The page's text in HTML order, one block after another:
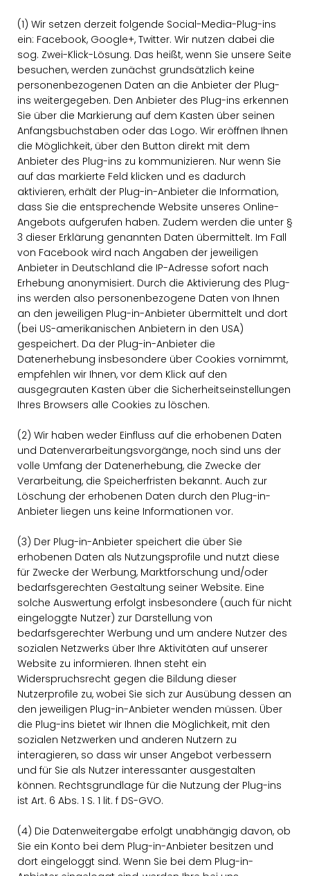
(1) Wir setzen derzeit folgende Social-Media-Plug-ins
ein: Facebook, Google+, Twitter. Wir nutzen dabei die
sog. Zwei-Klick-Lösung. Das heißt, wenn Sie unsere Seite
besuchen, werden zunächst grundsätzlich keine
personenbezogenen Daten an die Anbieter der Plug-
ins weitergegeben. Den Anbieter des Plug-ins erkennen
Sie über die Markierung auf dem Kasten über seinen
Anfangsbuchstaben oder das Logo. Wir eröffnen Ihnen
die Möglichkeit, über den Button direkt mit dem
Anbieter des Plug-ins zu kommunizieren. Nur wenn Sie
auf das markierte Feld klicken und es dadurch
aktivieren, erhält der Plug-in-Anbieter die Information,
dass Sie die entsprechende Website unseres Online-
Angebots aufgerufen haben. Zudem werden die unter §
3 dieser Erklärung genannten Daten übermittelt. Im Fall
von Facebook wird nach Angaben der jeweiligen
Anbieter in Deutschland die IP-Adresse sofort nach
Erhebung anonymisiert. Durch die Aktivierung des Plug-
ins werden also personenbezogene Daten von Ihnen
an den jeweiligen Plug-in-Anbieter übermittelt und dort
(bei US-amerikanischen Anbietern in den USA)
gespeichert. Da der Plug-in-Anbieter die
Datenerhebung insbesondere über Cookies vornimmt,
empfehlen wir Ihnen, vor dem Klick auf den
ausgegrauten Kasten über die Sicherheitseinstellungen
Ihres Browsers alle Cookies zu löschen.
(2) Wir haben weder Einfluss auf die erhobenen Daten
und Datenverarbeitungsvorgänge, noch sind uns der
volle Umfang der Datenerhebung, die Zwecke der
Verarbeitung, die Speicherfristen bekannt. Auch zur
Löschung der erhobenen Daten durch den Plug-in-
Anbieter liegen uns keine Informationen vor.
(3) Der Plug-in-Anbieter speichert die über Sie
erhobenen Daten als Nutzungsprofile und nutzt diese
für Zwecke der Werbung, Marktforschung und/oder
bedarfsgerechten Gestaltung seiner Website. Eine
solche Auswertung erfolgt insbesondere (auch für nicht
eingeloggte Nutzer) zur Darstellung von
bedarfsgerechter Werbung und um andere Nutzer des
sozialen Netzwerks über Ihre Aktivitäten auf unserer
Website zu informieren. Ihnen steht ein
Widerspruchsrecht gegen die Bildung dieser
Nutzerprofile zu, wobei Sie sich zur Ausübung dessen an
den jeweiligen Plug-in-Anbieter wenden müssen. Über
die Plug-ins bietet wir Ihnen die Möglichkeit, mit den
sozialen Netzwerken und anderen Nutzern zu
interagieren, so dass wir unser Angebot verbessern
und für Sie als Nutzer interessanter ausgestalten
können. Rechtsgrundlage für die Nutzung der Plug-ins
ist Art. 6 Abs. 1 S. 1 lit. f DS-GVO.
(4) Die Datenweitergabe erfolgt unabhängig davon, ob
Sie ein Konto bei dem Plug-in-Anbieter besitzen und
dort eingeloggt sind. Wenn Sie bei dem Plug-in-